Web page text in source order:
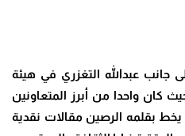
جانب عبدالله التغزري في هيئة
كان واحدا من أبرز المتعاونين
بقلمه الرصين مقالات نقدية